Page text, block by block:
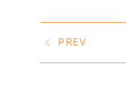
PREV